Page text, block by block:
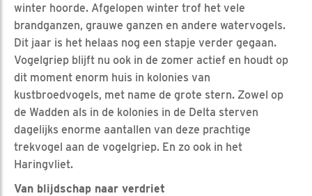
winter hoorde. Afgelopen winter trof het vele
brandganzen, grauwe ganzen en andere watervogels.
Dit jaar is het helaas nog een stapje verder gegaan.
Vogelgriep blijft nu ook in de zomer actief en houdt op
dit moment enorm huis in kolonies van
kustbroedvogels, met name de grote stern. Zowel op
de Wadden als in de kolonies in de Delta sterven
dagelijks enorme aantallen van deze prachtige
trekvogel aan de vogelgriep. En zo ook in het
Haringvliet.
Van blijdschap naar verdriet